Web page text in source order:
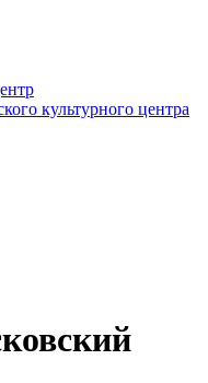
культурного центра